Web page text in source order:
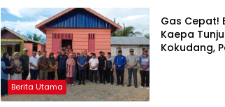
Kompak Ambil Rapor Anak
Berita Utama
Gas Cepat!
Kaepa
Kokudang,